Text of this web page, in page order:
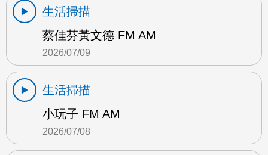
生活掃描
蔡佳芬黃文德 FM AM
2026/07/09
生活掃描
小玩子 FM AM
2026/07/08